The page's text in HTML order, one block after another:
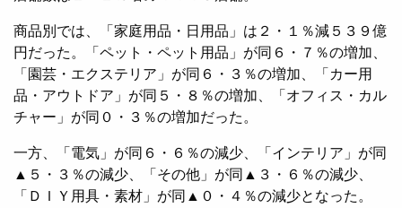
商品別では、「家庭用品・日用品」は２・１％減５３９億
円だった。「ペット・ペット用品」が同６・７％の増加、
「園芸・エクステリア」が同６・３％の増加、「カー用
品・アウトドア」が同５・８％の増加、「オフィス・カル
チャー」が同０・３％の増加だった。
一方、「電気」が同６・６％の減少、「インテリア」が同
▲５・３％の減少、「その他」が同▲３・６％の減少、
「ＤＩＹ用具・素材」が同▲０・４％の減少となった。